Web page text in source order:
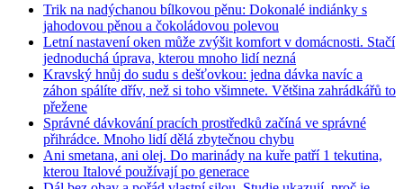
Trik na nadýchanou bílkovou pěnu: Dokonalé indiánky s
jahodovou pěnou a čokoládovou polevou
Letní nastavení oken může zvýšit komfort v domácnosti. Stačí
jednoduchá úprava, kterou mnoho lidí nezná
Kravský hnůj do sudu s dešťovkou: jedna dávka navíc a
záhon spálíte dřív, než si toho všimnete. Většina zahrádkářů to
přežene
Správné dávkování pracích prostředků začíná ve správné
přihrádce. Mnoho lidí dělá zbytečnou chybu
Ani smetana, ani olej. Do marinády na kuře patří 1 tekutina,
kterou Italové používají po generace